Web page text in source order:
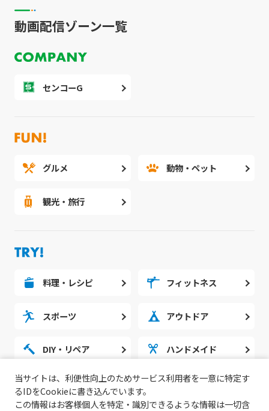
動画配信ゾーン一覧
センコーG
グルメ 動物・ペット
観光・旅行
料理・レシピ フィットネス
スポーツ アウトドア
DIY・リペア ハンドメイド
勉強・スタディ ノウハウ
当サイトは、利便性向上のためサービス利用者を一意に特定す
るIDをCookieに書き込んでいます。
この情報はお客様個人を特定・識別できるような情報は一切含